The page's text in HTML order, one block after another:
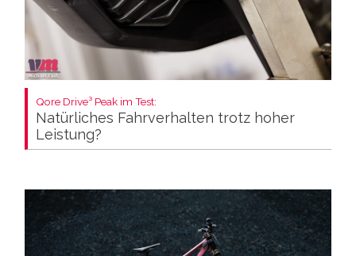
Qore Drive³ Peak im Test:
Natürliches Fahrverhalten trotz hoher
Leistung?